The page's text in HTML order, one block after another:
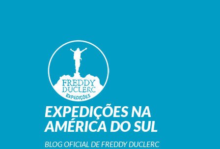
EXPEDIÇÕES NA
AMÉRICA DO SUL
BLOG OFICIAL DE FREDDY DUCLERC